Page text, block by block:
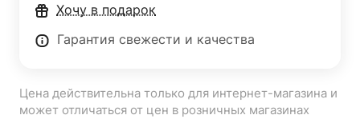
Хочу в подарок
Гарантия свежести и качества
Цена действительна только для интернет-магазина и
может отличаться от цен в розничных магазинах